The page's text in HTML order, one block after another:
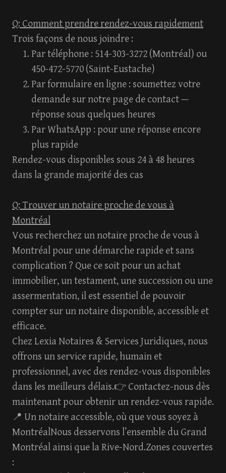
Q: Comment prendre rendez-vous rapidement
Trois façons de nous joindre :
Par téléphone : 514-303-3272 (Montréal) ou
450-472-5770 (Saint-Eustache)
Par formulaire en ligne : soumettez votre
demande sur notre page de contact —
réponse sous quelques heures
Par WhatsApp : pour une réponse encore
plus rapide
Rendez-vous disponibles sous 24 à 48 heures
dans la grande majorité des cas
Q: Trouver un notaire proche de vous à
Montréal
Vous recherchez unnotaire proche de vous à
Montréal pour une démarche rapide et sans
complication ? Que ce soit pour un achat
immobilier, un testament, une succession ou une
assermentation, il est essentiel de pouvoir
compter sur un notaire disponible, accessible et
efficace.
Chez Lexia Notaires & Services Juridiques, nous
offrons un service rapide, humain et
professionnel, avec des rendez-vous disponibles
dans les meilleurs délais.👉 Contactez-nous dès
maintenant pour obtenir un rendez-vous rapide.
📍 Un notaire accessible, où que vous soyez à
MontréalNous desservons l’ensemble du Grand
Montréal ainsi que la Rive-Nord.Zones couvertes
: